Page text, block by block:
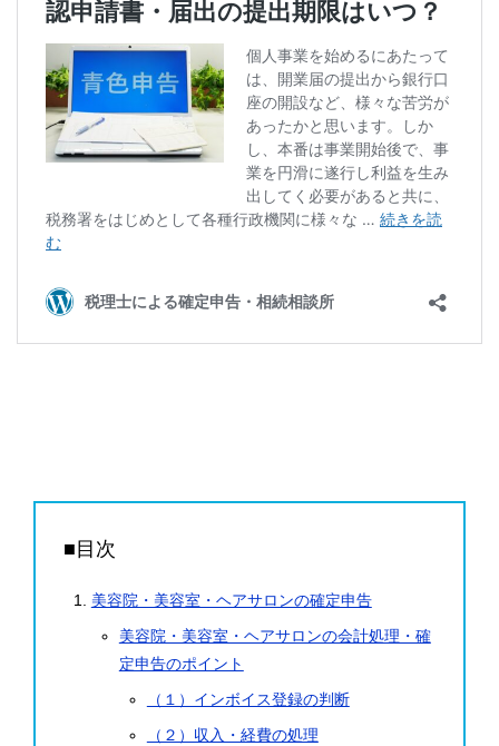
■目次
美容院・美容室・ヘアサロンの確定申告
美容院・美容室・ヘアサロンの会計処理・確
定申告のポイント
（１）インボイス登録の判断
（２）収入・経費の処理